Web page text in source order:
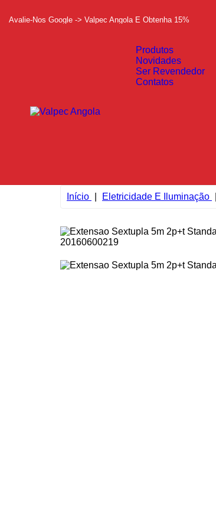
Avalie-Nos Google -> Valpec Angola E Obtenha 15%
Produtos
Novidades
Ser Revendedor
Contatos
Início Eletricidade E Iluminação